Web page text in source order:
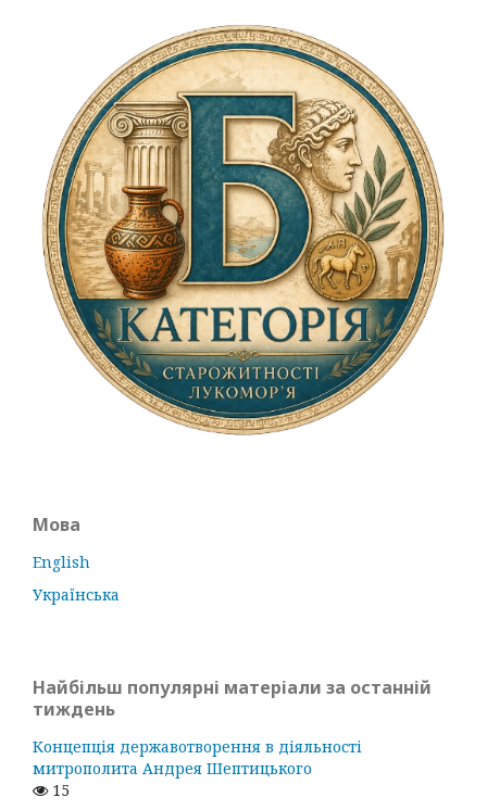
Мова
English
Українська
Найбільш популярні матеріали за останній
тиждень
Концепція державотворення в діяльності
митрополита Андрея Шептицького
15